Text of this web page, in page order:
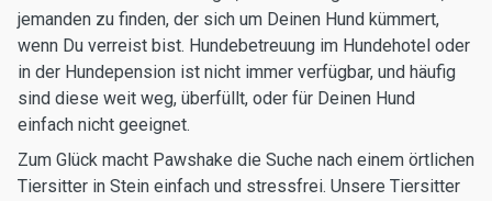
jemanden zu finden, der sich um Deinen Hund kümmert,
wenn Du verreist bist. Hundebetreuung im Hundehotel oder
in der Hundepension ist nicht immer verfügbar, und häufig
sind diese weit weg, überfüllt, oder für Deinen Hund
einfach nicht geeignet.
Zum Glück macht Pawshake die Suche nach einem örtlichen
Tiersitter in Stein einfach und stressfrei. Unsere Tiersitter